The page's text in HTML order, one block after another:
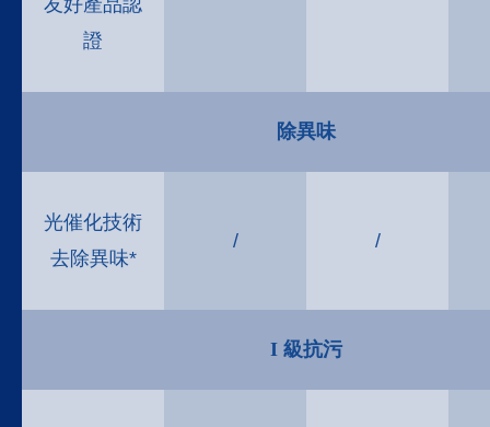
友好產品認
證
除異味
光催化技術
去除異味*
/ /
I 級抗污